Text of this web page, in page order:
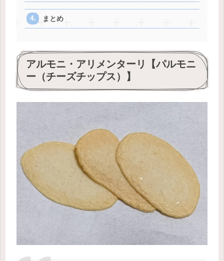
まとめ
アルモニ・アリメンターリ【パルモニ
ー（チーズチップス）】